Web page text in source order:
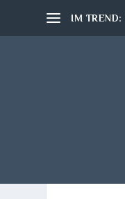
IM TREND: